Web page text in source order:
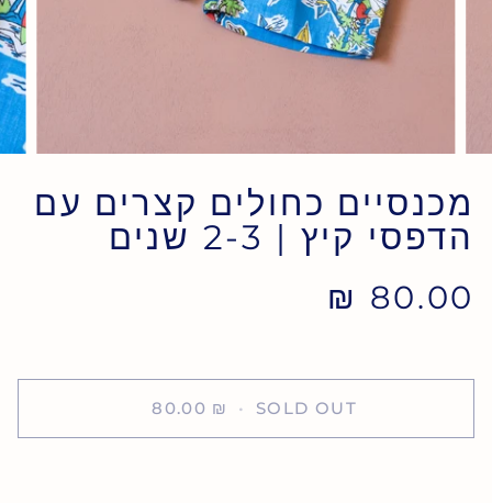
מכנסיים כחולים קצרים עם
הדפסי קיץ | 2-3 שנים
80.00 ₪
SOLD OUT
•
80.00 ₪